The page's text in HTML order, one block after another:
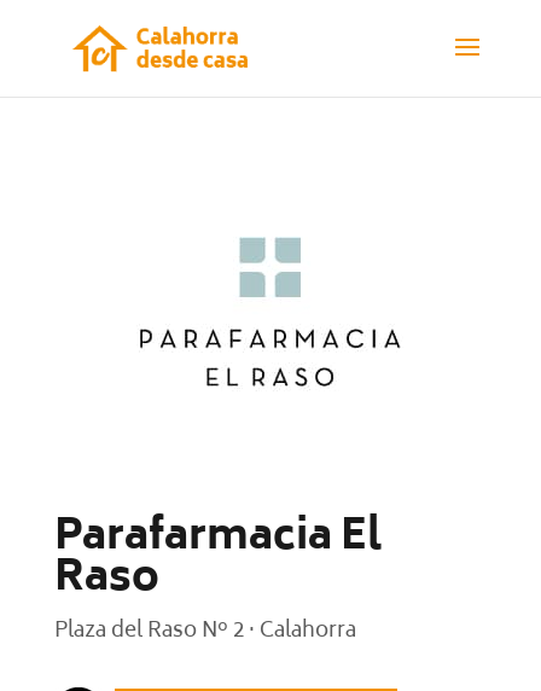
Parafarmacia El
Raso
Plaza del Raso Nº 2 · Calahorra